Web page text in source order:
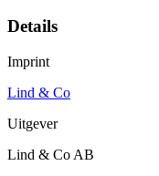
Details
Imprint
Lind & Co
Uitgever
Lind & Co AB